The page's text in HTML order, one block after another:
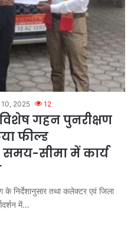
2025 12
गहन पुनरीक्षण
फील्ड
सीमा में कार्य
निर्देशानुसार तथा कलेक्टर एवं जिला
में…